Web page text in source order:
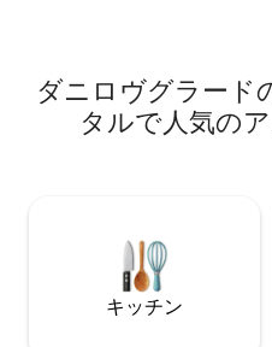
ダニロヴグラード
タルで人気の
キッチン